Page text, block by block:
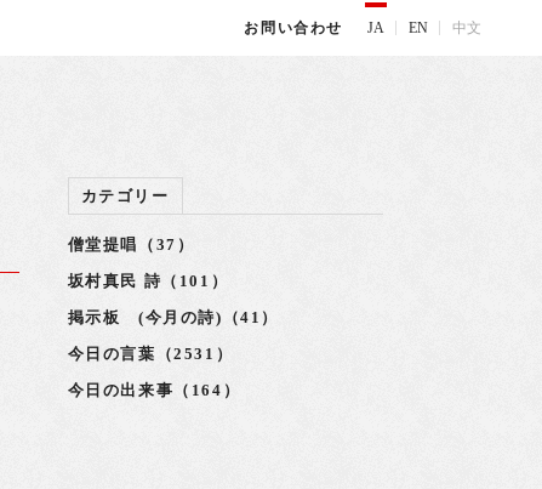
お問い合わせ JA EN 中文
カテゴリー
僧堂提唱（37）
坂村真民 詩（101）
掲示板 (今月の詩)（41）
今日の言葉（2531）
今日の出来事（164）